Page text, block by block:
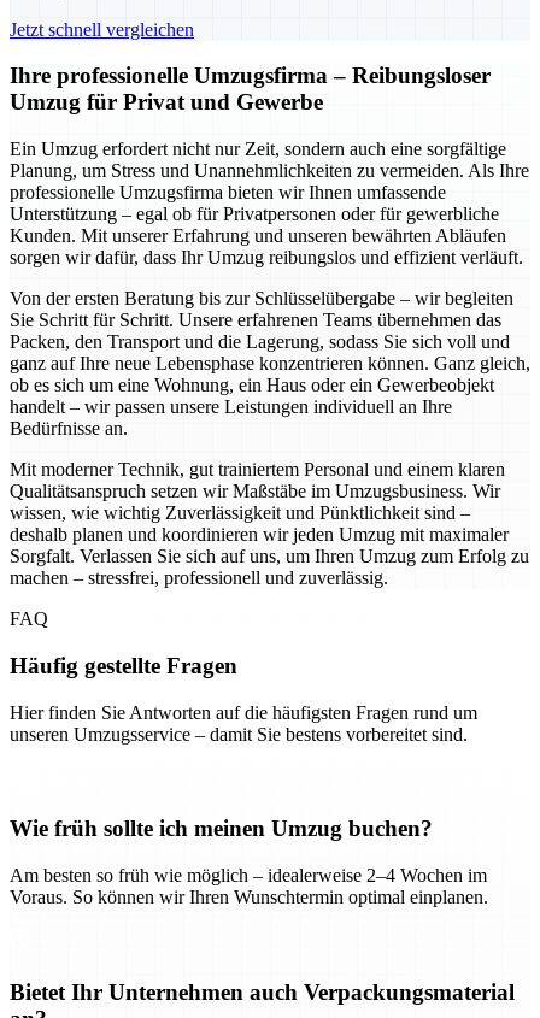
Jetzt schnell vergleichen
Ihre professionelle Umzugsfirma – Reibungsloser
Umzug für Privat und Gewerbe
Ein Umzug erfordert nicht nur Zeit, sondern auch eine sorgfältige
Planung, um Stress und Unannehmlichkeiten zu vermeiden. Als Ihre
professionelle Umzugsfirma bieten wir Ihnen umfassende
Unterstützung – egal ob für Privatpersonen oder für gewerbliche
Kunden. Mit unserer Erfahrung und unseren bewährten Abläufen
sorgen wir dafür, dass Ihr Umzug reibungslos und effizient verläuft.
Von der ersten Beratung bis zur Schlüsselübergabe – wir begleiten
Sie Schritt für Schritt. Unsere erfahrenen Teams übernehmen das
Packen, den Transport und die Lagerung, sodass Sie sich voll und
ganz auf Ihre neue Lebensphase konzentrieren können. Ganz gleich,
ob es sich um eine Wohnung, ein Haus oder ein Gewerbeobjekt
handelt – wir passen unsere Leistungen individuell an Ihre
Bedürfnisse an.
Mit moderner Technik, gut trainiertem Personal und einem klaren
Qualitätsanspruch setzen wir Maßstäbe im Umzugsbusiness. Wir
wissen, wie wichtig Zuverlässigkeit und Pünktlichkeit sind –
deshalb planen und koordinieren wir jeden Umzug mit maximaler
Sorgfalt. Verlassen Sie sich auf uns, um Ihren Umzug zum Erfolg zu
machen – stressfrei, professionell und zuverlässig.
FAQ
Häufig gestellte Fragen
Hier finden Sie Antworten auf die häufigsten Fragen rund um
unseren Umzugsservice – damit Sie bestens vorbereitet sind.
Wie früh sollte ich meinen Umzug buchen?
Am besten so früh wie möglich – idealerweise 2–4 Wochen im
Voraus. So können wir Ihren Wunschtermin optimal einplanen.
Bietet Ihr Unternehmen auch Verpackungsmaterial